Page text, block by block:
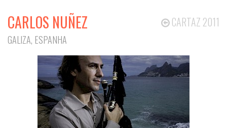
CARTAZ 2011
CARLOS NUÑEZ
GALIZA, ESPANHA